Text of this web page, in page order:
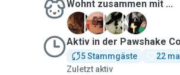
Wohnt zusammen mit ...
A
B M
M
Aktiv in der Pawshake
5 Stammgäste
22
Zuletzt aktiv